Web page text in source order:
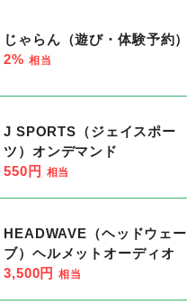
じゃらん（遊び・体験予約）
2% 相当
J SPORTS（ジェイスポー
ツ）オンデマンド
550円 相当
HEADWAVE（ヘッドウェー
ブ）ヘルメットオーディオ
3,500円 相当